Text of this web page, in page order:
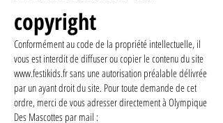
copyright
Conformément au code de la propriété intellectuelle, il
vous est interdit de diffuser ou copier le contenu du site
www.festikids.frsans une autorisation préalable délivrée
par un ayant droit du site. Pour toute demande de cet
ordre, merci de vous adresser directement à Olympique
Des Mascottes par mail :